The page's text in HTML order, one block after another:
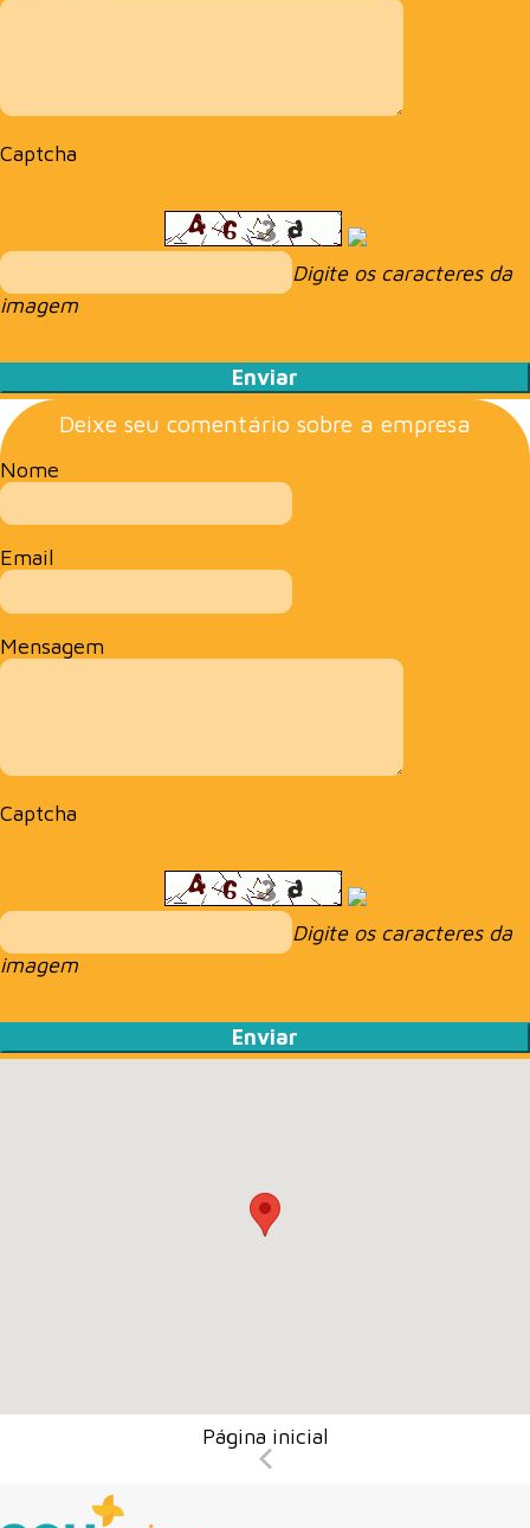
Captcha
Digite os caracteres da
imagem
Deixe seu comentário sobre a empresa
Nome
Email
Mensagem
Captcha
Digite os caracteres da
imagem
Página inicial